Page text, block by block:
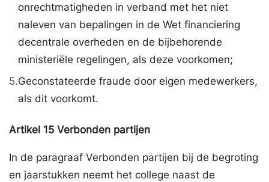
onrechtmatigheden in verband met het niet
naleven van bepalingen in de Wet financiering
decentrale overheden en de bijbehorende
ministeriële regelingen, als deze voorkomen;
5.Geconstateerde fraude door eigen medewerkers,
als dit voorkomt.
Artikel 15 Verbonden partijen
In de paragraaf Verbonden partijen bij de begroting
en jaarstukken neemt het college naast de